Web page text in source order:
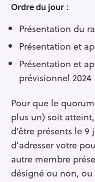
Ordre du jour :
Présentation du
Présentation et
Présentation et
prévisionnel 2024
Pour que le
plus un) soit
d’être présents le
d’adresser votre
autre membre
désigné ou non,